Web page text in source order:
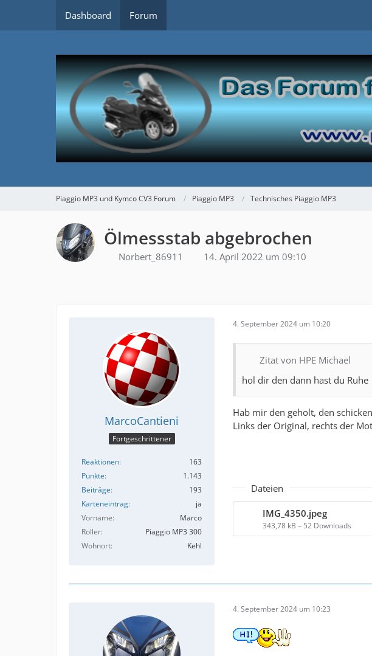
Dashboard Forum
Piaggio MP3 und Kymco CV3 Forum Piaggio MP3 Technisches Piaggio MP3
Ölmessstab abgebrochen
Norbert_86911 14. April 2022 um 09:10
MarcoCantieni
Fortgeschrittener
Reaktionen
163
Punkte
1.143
Beiträge
193
Karteneintrag
ja
Vorname
Marco
Roller
Piaggio MP3 300
Wohnort
Kehl
4. September 2024 um 10:20
Zitat von HPE Michael
hol dir den dann hast du Ruhe
Hab mir den geholt, den
Links der Original, rechts der
Dateien
IMG_4350.jpeg
343,78 kB – 52 Downloads
4. September 2024 um 10:23